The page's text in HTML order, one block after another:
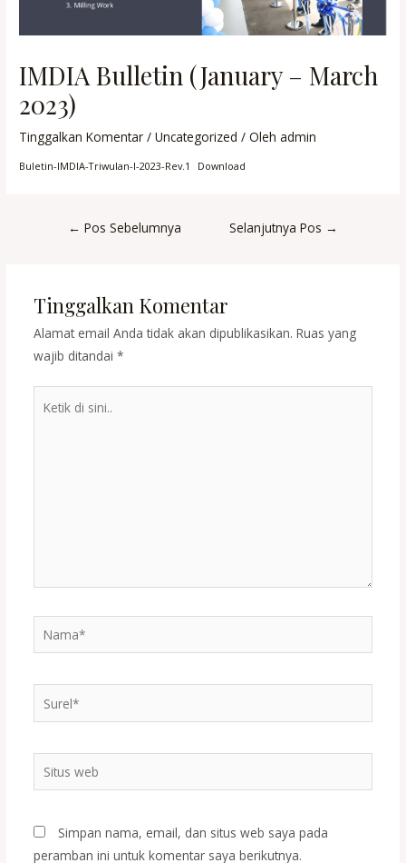
IMDIA Bulletin (January – March
2023)
Tinggalkan Komentar /Uncategorized / Olehadmin
Buletin-IMDIA-Triwulan-I-2023-Rev.1 Download
← Pos Sebelumnya Selanjutnya Pos →
Tinggalkan Komentar
Alamat email Anda tidak akan dipublikasikan. Ruas yang
wajib ditandai *
Nama*
web
Simpan nama, email, dan situs web saya pada
peramban ini untuk komentar saya berikutnya.